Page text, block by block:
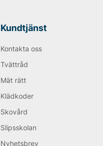
Kundtjänst
Kontakta oss
Tvättråd
Mät rätt
Klädkoder
Skovård
Slipsskolan
Nyhetsbrev